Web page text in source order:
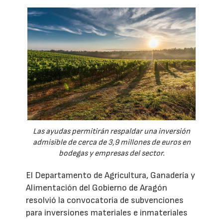
Las ayudas permitirán respaldar una inversión
admisible de cerca de 3,9 millones de euros en
bodegas y empresas del sector.
El Departamento de Agricultura, Ganadería y
Alimentación del Gobierno de Aragón
resolvió la convocatoria de subvenciones
para inversiones materiales e inmateriales